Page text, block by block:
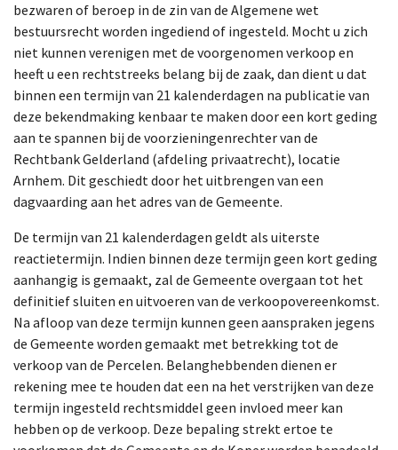
bezwaren of beroep in de zin van de Algemene wet
bestuursrecht worden ingediend of ingesteld. Mocht u zich
niet kunnen verenigen met de voorgenomen verkoop en
heeft u een rechtstreeks belang bij de zaak, dan dient u dat
binnen een termijn van 21 kalenderdagen na publicatie van
deze bekendmaking kenbaar te maken door een kort geding
aan te spannen bij de voorzieningenrechter van de
Rechtbank Gelderland (afdeling privaatrecht), locatie
Arnhem. Dit geschiedt door het uitbrengen van een
dagvaarding aan het adres van de Gemeente.
De termijn van 21 kalenderdagen geldt als uiterste
reactietermijn. Indien binnen deze termijn geen kort geding
aanhangig is gemaakt, zal de Gemeente overgaan tot het
definitief sluiten en uitvoeren van de verkoopovereenkomst.
Na afloop van deze termijn kunnen geen aanspraken jegens
de Gemeente worden gemaakt met betrekking tot de
verkoop van de Percelen. Belanghebbenden dienen er
rekening mee te houden dat een na het verstrijken van deze
termijn ingesteld rechtsmiddel geen invloed meer kan
hebben op de verkoop. Deze bepaling strekt ertoe te